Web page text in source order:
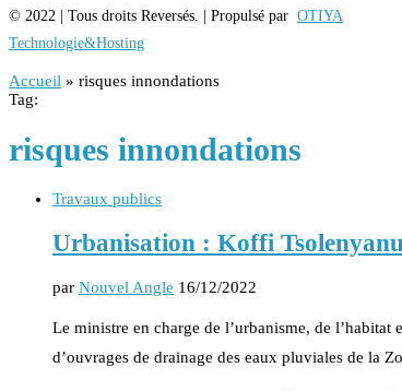
© 2022 | Tous droits Reversés. | Propulsé par OTIYA
Technologie&Hosting
Accueil » risques innondations
Tag:
risques innondations
Travaux publics
Urbanisation : Koffi
par Nouvel Angle 16/12/2022
Le ministre en charge de l’urbanisme, de
d’ouvrages de drainage des eaux pluviales de la